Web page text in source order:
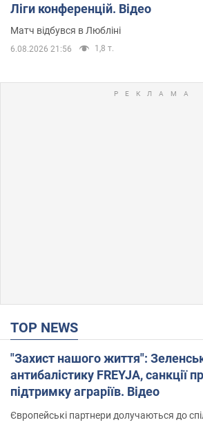
Ліги конференцій. Відео
Матч відбувся в Любліні
6.08.2026 21:56 1,8 т.
TOP NEWS
"Захист нашого життя":
антибалістику FREYJA, санкції
підтримку аграріїв. Відео
Європейські партнери долучаються до